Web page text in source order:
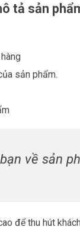
tả sản
sản phẩm.
về sản
để thu hút